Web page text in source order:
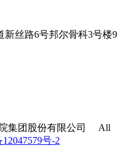
丝路6号邦尔骨科3号楼9
院集团股份有限公司 All
号-2